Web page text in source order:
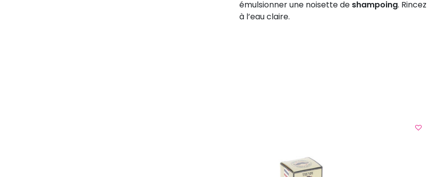
émulsionner une noisette de shampoing. Rincez
à l’eau claire.